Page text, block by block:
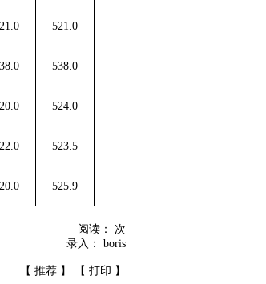
521.0
538.0
524.0
523.5
525.9
阅读：
次
录入： boris
【 推荐 】 【 打印 】